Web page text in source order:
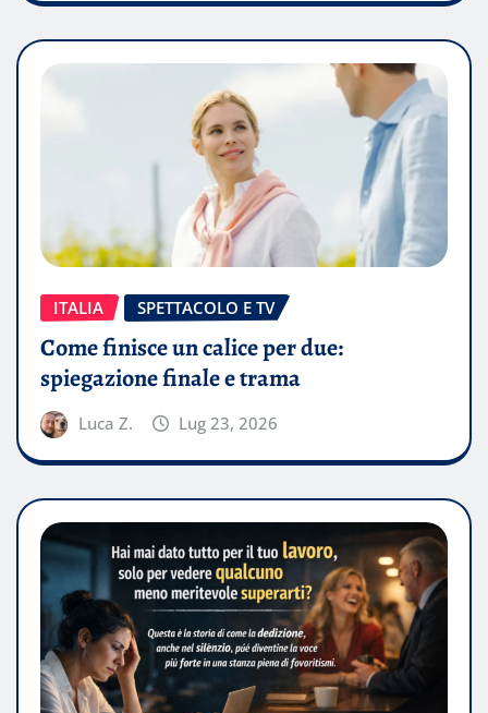
ITALIA SPETTACOLO E TV
Come finisce un calice per due:
spiegazione finale e trama
Luca Z. Lug 23, 2026